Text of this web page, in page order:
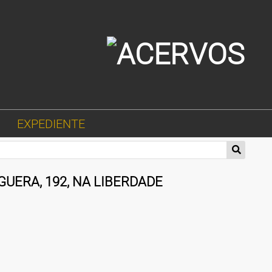
EXPEDIENTE
192, NA LIBERDADE